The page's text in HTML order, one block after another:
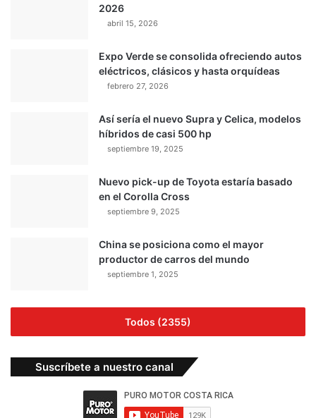
2026
abril 15, 2026
Expo Verde se consolida ofreciendo autos
eléctricos, clásicos y hasta orquídeas
febrero 27, 2026
Así sería el nuevo Supra y Celica, modelos
híbridos de casi 500 hp
septiembre 19, 2025
Nuevo pick-up de Toyota estaría basado
en el Corolla Cross
septiembre 9, 2025
China se posiciona como el mayor
productor de carros del mundo
septiembre 1, 2025
Todos (2355)
Suscríbete a nuestro canal